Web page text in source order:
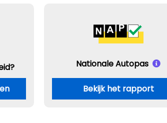
Nationale Autopas
Bekijk het rapport